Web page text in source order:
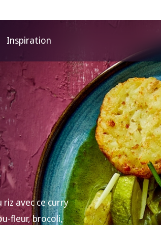
Inspiration
avec ce curry
fleur, brocoli,